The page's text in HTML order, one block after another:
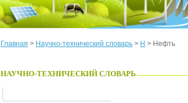
Главная > Научно-технический словарь > Н > Нефть
НАУЧНО-ТЕХНИЧЕСКИЙ СЛОВАРЬ